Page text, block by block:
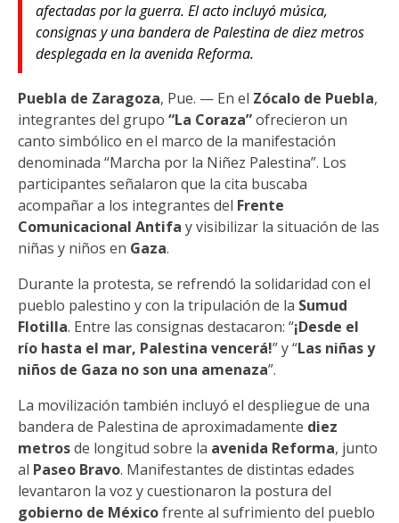
afectadas por la guerra. El acto incluyó música,
consignas y una bandera de Palestina de diez metros
desplegada en la avenida Reforma.
Puebla de Zaragoza, Pue. — En el Zócalo de Puebla,
integrantes del grupo “La Coraza”ofrecieron un
canto simbólico en el marco de la manifestación
denominada “Marcha por la Niñez Palestina”. Los
participantes señalaron que la cita buscaba
acompañar a los integrantes del Frente
Comunicacional Antifa y visibilizar la situación de las
niñas y niños en Gaza.
Durante la protesta, se refrendó la solidaridad con el
pueblo palestino y con la tripulación de la Sumud
Flotilla. Entre las consignas destacaron: “¡Desde el
río hasta el mar, Palestina vencerá!” y “Las niñas y
niños de Gaza no son una amenaza”.
La movilización también incluyó el despliegue de una
bandera de Palestina de aproximadamente diez
metrosde longitud sobre la avenida Reforma, junto
al Paseo Bravo. Manifestantes de distintas edades
levantaron la voz y cuestionaron la postura del
gobierno de Méxicofrente al sufrimiento del pueblo